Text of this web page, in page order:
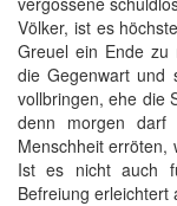
Völker, ist es
Greuel ein Ende zu
die Gegenwart und
vollbringen, ehe die
denn morgen
Menschheit erröten,
Ist es nicht auch
Befreiung erleichtert